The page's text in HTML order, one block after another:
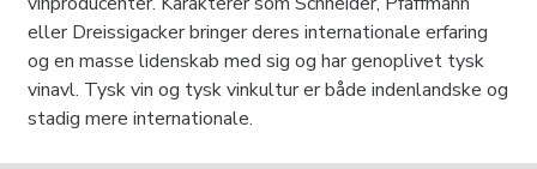
eller Dreissigacker bringer deres internationale erfaring
og en masse lidenskab med sig og har genoplivet tysk
vinavl. Tysk vin og tysk vinkultur er både indenlandske og
stadig mere internationale.